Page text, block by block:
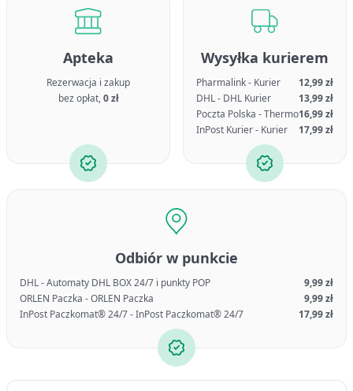
Apteka
Rezerwacja i zakup
bez opłat,0 zł
Wysyłka kurierem
Pharmalink - Kurier
12,99 zł
DHL - DHL Kurier
13,99 zł
Poczta Polska - Thermo16,99 zł
InPost Kurier - Kurier
17,99 zł
Odbiór w punkcie
DHL - Automaty DHL BOX 24/7 i punkty POP
9,99 zł
ORLEN Paczka - ORLEN Paczka
9,99 zł
InPost Paczkomat® 24/7 - InPost Paczkomat® 24/7
17,99 zł